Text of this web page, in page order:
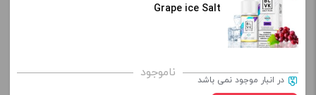
برای فعال شدن سبد خرید و نمایش قیمت ، گزینه های محصول را
از کادر بالا انتخاب کنید.
Grape ice Salt
ناموجود در انبار موجود نمی باشد